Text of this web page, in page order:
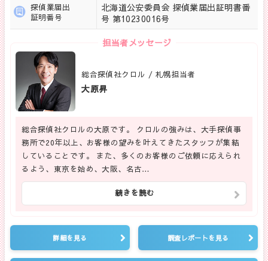
探偵業届出
証明番号
北海道公安委員会 探偵業届出証明書番
号 第10230016号
担当者メッセージ
総合探偵社クロル / 札幌担当者
大原昇
総合探偵社クロルの大原です。 クロルの強みは、大手探偵事
務所で20年以上、お客様の望みを叶えてきたスタッフが集結
していることです。 また、多くのお客様のご依頼に応えられ
るよう、東京を始め、大阪、名古…
続きを読む
詳細を見る 調査レポートを見る